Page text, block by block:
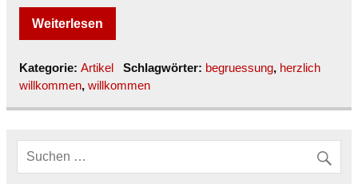
Weiterlesen
Kategorie: Artikel Schlagwörter: begruessung, herzlich
willkommen, willkommen